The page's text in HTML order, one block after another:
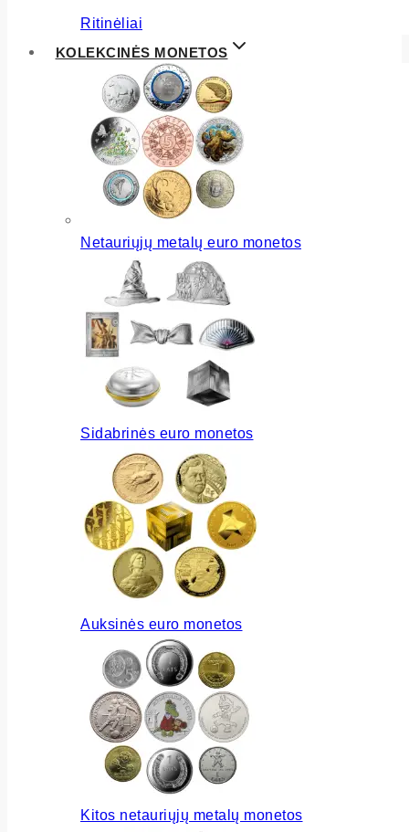
Ritinėliai
KOLEKCINĖS MONETOS
Netauriųjų metalų euro monetos
Sidabrinės euro monetos
Auksinės euro monetos
Kitos netauriųjų metalų monetos